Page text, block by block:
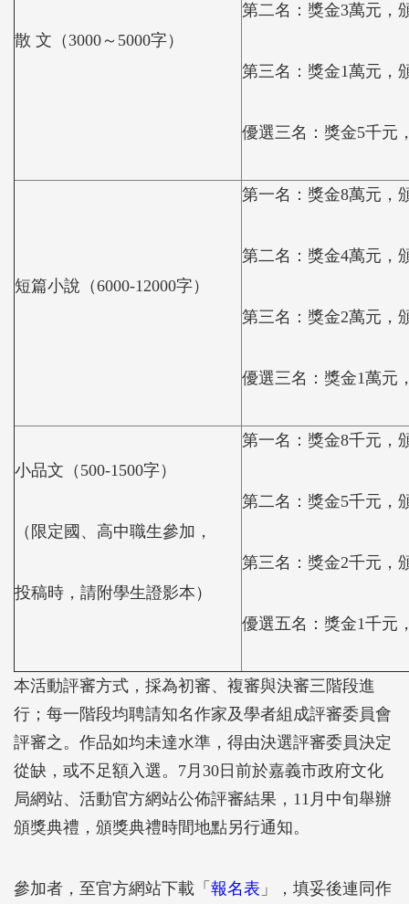
散 文（3000～5000字）
第二名：獎金3萬元，
第三名：獎金1萬元，
優選三名：獎金5千元
短篇小說（6000-12000字）
第一名：獎金8萬元，
第二名：獎金4萬元，
第三名：獎金2萬元，
優選三名：獎金1萬元
小品文（500-1500字）
（限定國、高中職生參加，
投稿時，請附學生證影本）
第一名：獎金8千元，
第二名：獎金5千元，
第三名：獎金2千元，
優選五名：獎金1千元
本活動評審方式，採為初審、複審與決審三階段進
行；每一階段均聘請知名作家及學者組成評審委員會
評審之。作品如均未達水準，得由決選評審委員決定
從缺，或不足額入選。7月30日前於嘉義市政府文化
局網站、活動官方網站公佈評審結果，11月中旬舉辦
頒獎典禮，頒獎典禮時間地點另行通知。
參加者，至官方網站下載「 報名表 」，填妥後連同作